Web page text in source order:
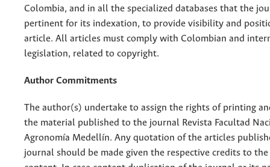
Colombia, and in all the specialized databases that the
pertinent for its indexation, to provide visibility and
article. All articles must comply with Colombian and
legislation, related to copyright.
Author Commitments
The author(s) undertake to assign the rights of printing
the material published to the journal Revista Facultad
Agronomía Medellín. Any quotation of the articles
journal should be made given the respective credits to